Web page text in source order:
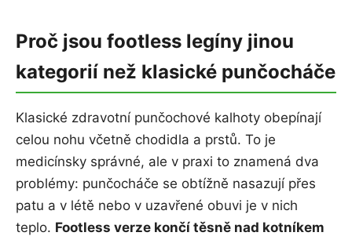
Proč jsou footless legíny jinou
kategorií než klasické punčocháče
Klasické zdravotní punčochové kalhoty obepínají
celou nohu včetně chodidla a prstů. To je
medicínsky správné, ale v praxi to znamená dva
problémy: punčocháče se obtížně nasazují přes
patu a v létě nebo v uzavřené obuvi je v nich
teplo. Footless verze končí těsně nad kotníkem